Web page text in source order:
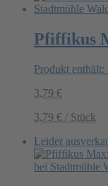
Pfiffikus
Produkt enthält:
3,79 €
3,79 € / Stück
Leider